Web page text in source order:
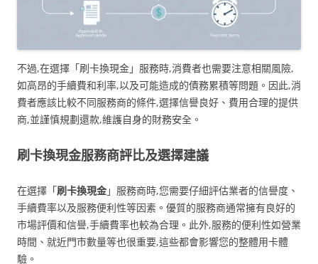
不過,在選擇「刷卡換現金」服務時,消費者也需要注意相關風險,
如高昂的手續費和利率,以及可能造成的債務累積等問題。因此,消
費者應該比較不同服務商的條件,選擇信譽良好、費用合理的提供
商,並謹慎規劃還款,維護自身的財務安全。
刷卡換現金服務商評比及選擇建議
在選擇「刷卡換現金」服務商時,您需要仔細評估業者的信譽度、
手續費率以及服務便利性等因素。優質的服務商通常擁有良好的
市場評價和信譽,手續費率也較為合理。此外,服務的便利性如營業
時間、就近門市數量等也很重要,這些都會影響您的整體用卡體
驗。